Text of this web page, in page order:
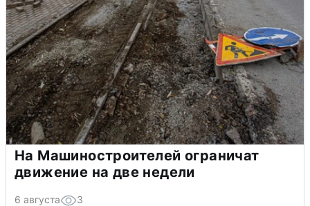
На Машиностроителей ограничат
движение на две недели
6 августа 3